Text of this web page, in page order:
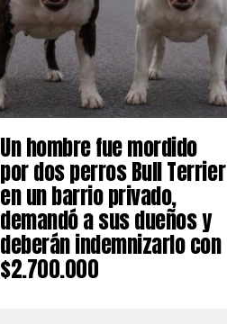
Un hombre fue mordido
por dos perros Bull Terrier
en un barrio privado,
demandó a sus dueños y
deberán indemnizarlo con
$2.700.000